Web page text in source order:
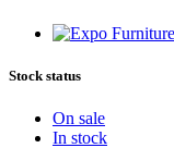
Stock status
On sale
In stock